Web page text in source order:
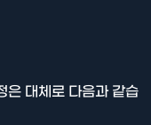
은 대체로 다음과 같습